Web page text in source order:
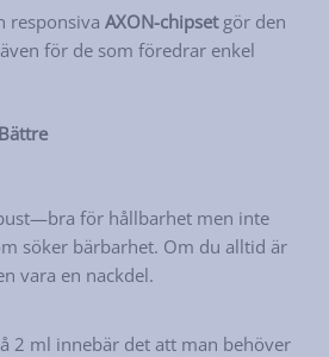
responsivaAXON-chipsetgör den
för de som föredrar enkel
för hållbarhet men inte
söker bärbarhet. Om du alltid är
vara en nackdel.
2 ml innebär det att man behöver